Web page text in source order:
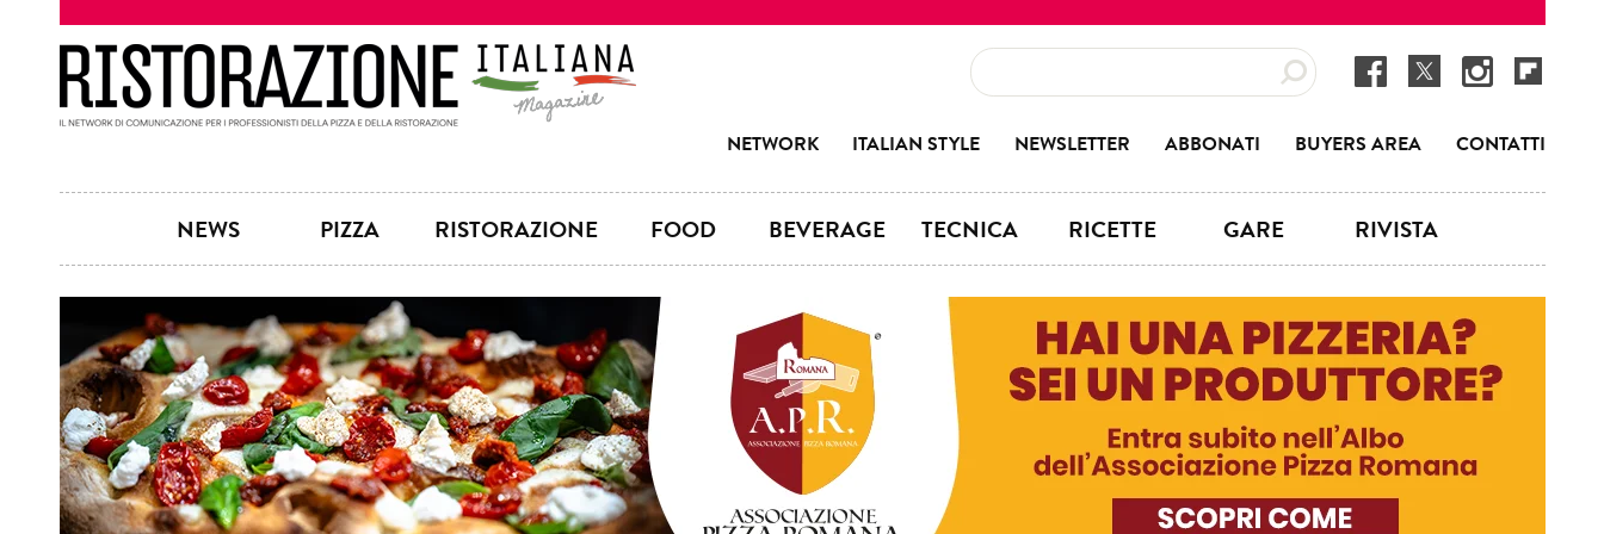
NETWORK ITALIAN STYLE NEWSLETTER ABBONATI BUYERS AREA CONTATTI
NEWS PIZZA RISTORAZIONE FOOD BEVERAGE TECNICA RICETTE GARE RIVISTA